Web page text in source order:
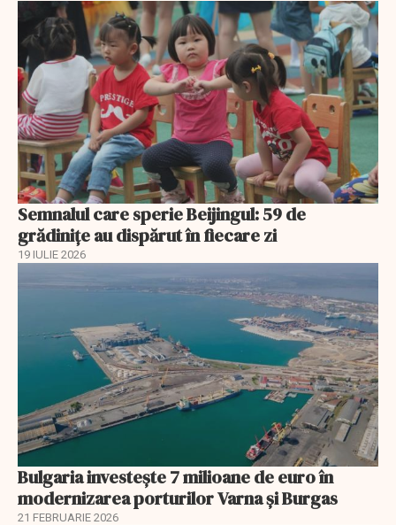
Semnalul care sperie Beijingul: 59 de
grădinițe au dispărut în fiecare zi
19 IULIE 2026
Bulgaria investește 7 milioane de euro în
modernizarea porturilor Varna și Burgas
21 FEBRUARIE 2026